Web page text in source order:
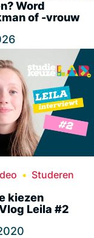
Word
of -vrouw
Studeren
kiezen
Leila #2